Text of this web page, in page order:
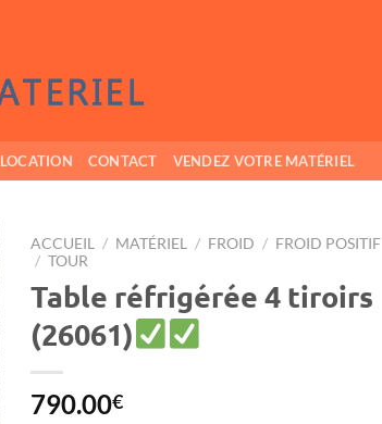
LOCATION CONTACT VENDEZ VOTRE MATÉRIEL
ACCUEIL / MATÉRIEL / FROID / FROID POSITIF
/ TOUR
Table réfrigérée 4 tiroirs
(26061)
790.00€